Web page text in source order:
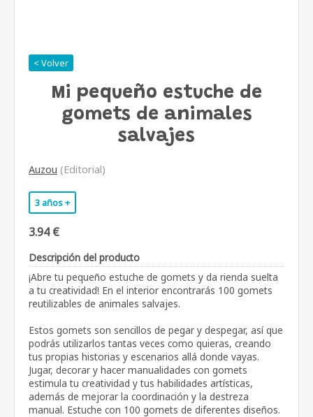
< Volver
Mi pequeño estuche de
gomets de animales
salvajes
Auzou (Editorial)
3 años +
3.94 €
Descripción del producto
¡Abre tu pequeño estuche de gomets y da rienda suelta
a tu creatividad! En el interior encontrarás 100 gomets
reutilizables de animales salvajes.
Estos gomets son sencillos de pegar y despegar, así que
podrás utilizarlos tantas veces como quieras, creando
tus propias historias y escenarios allá donde vayas.
Jugar, decorar y hacer manualidades con gomets
estimula tu creatividad y tus habilidades artísticas,
además de mejorar la coordinación y la destreza
manual. Estuche con 100 gomets de diferentes diseños.